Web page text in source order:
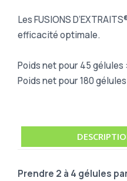
Les FUSIONS
efficacité optimale.
Poids net pour 45 gélules
Poids net pour 180
Prendre 2 à 4 gélules